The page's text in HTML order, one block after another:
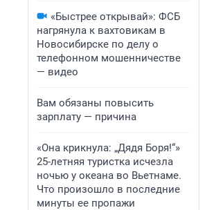
«Быстрее открывай»: ФСБ
нагрянула к вахтовикам в
Новосибирске по делу о
телефонном мошенничестве
— видео
Вам обязаны повысить
зарплату — причина
«Она крикнула: „Дядя Боря!“»
25-летняя туристка исчезла
ночью у океана во Вьетнаме.
Что произошло в последние
минуты ее пропажи